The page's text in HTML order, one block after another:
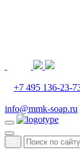
+7 495 136-23-
info@mmk-soap.ru